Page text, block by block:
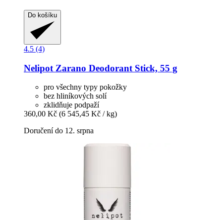
Do košíku
4.5 (4)
Nelipot Zarano Deodorant Stick, 55 g
pro všechny typy pokožky
bez hliníkových solí
zklidňuje podpaží
360,00 Kč (6 545,45 Kč / kg)
Doručení do 12. srpna